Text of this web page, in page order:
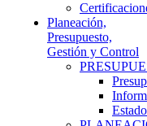
Planeación,
Presupuesto,
Gestión y Control